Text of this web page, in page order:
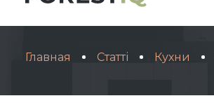
Главная Статті Кухни